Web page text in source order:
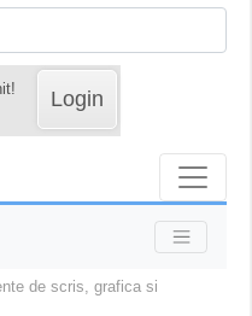
Login
de scris, grafica si